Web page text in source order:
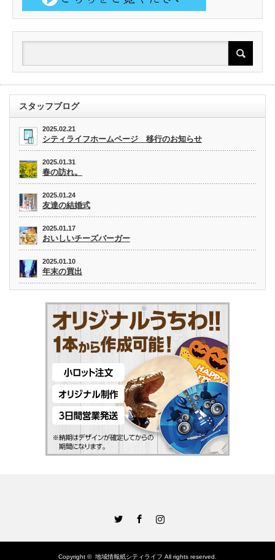
スタッフブログ
2025.02.21
シティライフホームページ 移行のお知らせ
2025.01.31
春の訪れ。
2025.01.24
友達の結婚式
2025.01.17
おいしいチーズバーガー
2025.01.10
年末の買出
Instagram
Copyright © 地域情報紙シティライフ All rights reserved.